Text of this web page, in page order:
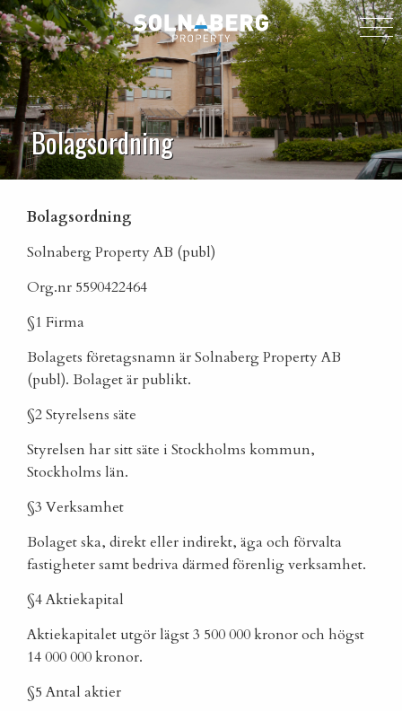
Bolagsordning
Bolagsordning
Solnaberg Property AB (publ)
Org.nr 5590422464
§1 Firma
Bolagets företagsnamn är Solnaberg Property AB
(publ). Bolaget är publikt.
§2 Styrelsens säte
Styrelsen har sitt säte i Stockholms kommun,
Stockholms län.
§3 Verksamhet
Bolaget ska, direkt eller indirekt, äga och förvalta
fastigheter samt bedriva därmed förenlig verksamhet.
§4 Aktiekapital
Aktiekapitalet utgör lägst 3 500 000 kronor och högst
14 000 000 kronor.
§5 Antal aktier